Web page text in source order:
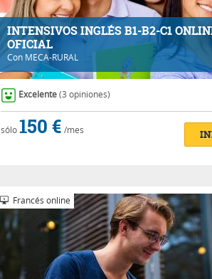
INTENSIVOS INGLÉS B1-B2-C1
OFICIAL
Con MECA-RURAL
Excelente (3 opiniones)
sólo150 € /mes
Francés online